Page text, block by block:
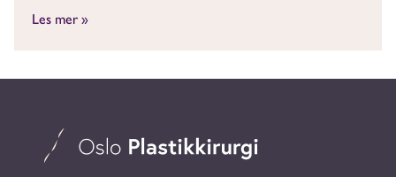
Les mer »